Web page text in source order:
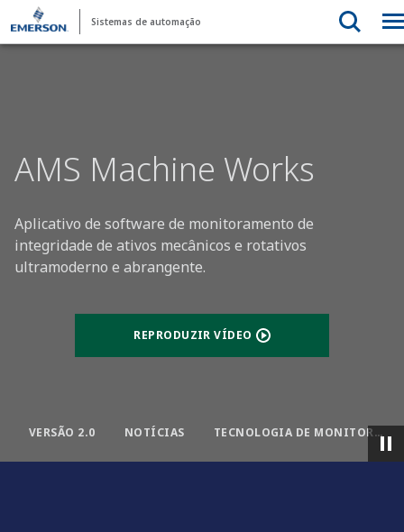
Sistemas de automação
AMS Machine Works
Aplicativo de software de monitoramento de
integridade de ativos mecânicos e rotativos
ultramoderno e abrangente.
REPRODUZIR VÍDEO
VERSÃO 2.0 NOTÍCIAS TECNOLOGIA DE MONITORAMENTO DAS CONDIÇÕES